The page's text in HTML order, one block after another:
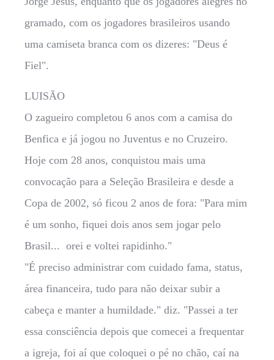
gramado, com os jogadores brasileiros usando
uma camiseta branca com os dizeres: "Deus é
Fiel".
LUISÃO
O zagueiro completou 6 anos com a camisa do
Benfica e já jogou no Juventus e no Cruzeiro.
Hoje com 28 anos, conquistou mais uma
convocação para a Seleção Brasileira e desde a
Copa de 2002, só ficou 2 anos de fora: "Para mim
é um sonho, fiquei dois anos sem jogar pelo
Brasil... orei e voltei rapidinho."
"É preciso administrar com cuidado fama, status,
área financeira, tudo para não deixar subir a
cabeça e manter a humildade." diz. "Passei a ter
essa consciência depois que comecei a frequentar
a igreja, foi aí que coloquei o pé no chão, caí na